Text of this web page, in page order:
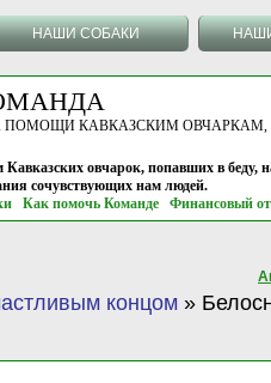
НАШИ СОБАКИ
КАВКАЗСКИМ ОВЧАРКАМ, г.
овчарок, попавших в беду,
сочувствующих нам людей.
Как помочь Команде Финансовый
концом »